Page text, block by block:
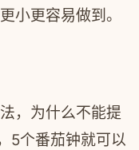
小更容易做到。
，为什么不能提
5个番茄钟就可以